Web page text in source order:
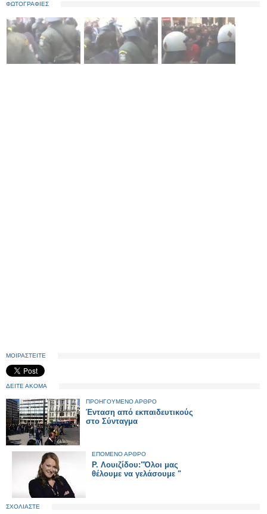
ΦΩΤΟΓΡΑΦΙΕΣ
ΜΟΙΡΑΣΤΕΙΤΕ
ΔΕΙΤΕ ΑΚΟΜΑ
ΠΡΟΗΓΟΥΜΕΝΟ ΑΡΘΡΟ
Ένταση από εκπαιδευτικούς
στο Σύνταγμα
ΕΠΟΜΕΝΟ ΑΡΘΡΟ
Ρ. Λουιζίδου:"Όλοι μας
θέλουμε να γελάσουμε "
ΣΧΟΛΙΑΣΤΕ